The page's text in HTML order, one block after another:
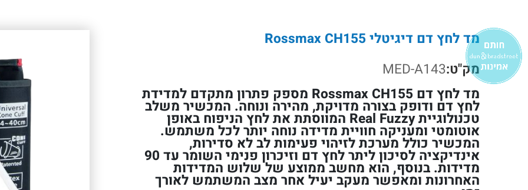
מד לחץ דם דיגיטלי Rossmax CH155
מק"ט:MED-A143
מד לחץ דם Rossmax CH155 מספק פתרון מתקדם למדידת
לחץ דם ודופק בצורה מדויקת, מהירה ונוחה. המכשיר משלב
טכנולוגיית Real Fuzzy המווסתת את לחץ הניפוח באופן
אוטומטי ומעניקה חוויית מדידה נוחה יותר לכל משתמש.
המכשיר כולל מערכת לזיהוי פעימות לב לא סדירות,
אינדיקציה לסיכון ליתר לחץ דם וזיכרון פנימי השומר עד 90
מדידות. בנוסף, הוא מחשב ממוצע של שלוש המדידות
האחרונות ומאפשר מעקב יעיל אחר מצב המשתמש לאורך